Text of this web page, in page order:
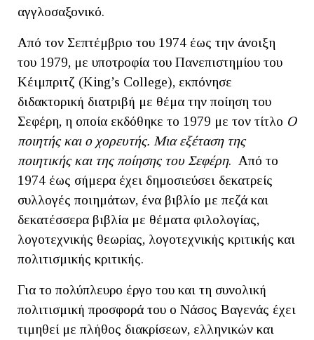
αγγλοσαξονικό.
Από τον Σεπτέμβριο του 1974 έως την άνοιξη
του 1979, με υποτροφία του Πανεπιστημίου του
Κέιμπριτζ (King’s College), εκπόνησε
διδακτορική διατριβή με θέμα την ποίηση του
Σεφέρη, η οποία εκδόθηκε το 1979 με τον τίτλο Ο
ποιητής και ο χορευτής. Μια εξέταση της
ποιητικής και της ποίησης του Σεφέρη. Από το
1974 έως σήμερα έχει δημοσιεύσει δεκατρείς
συλλογές ποιημάτων, ένα βιβλίο με πεζά και
δεκατέσσερα βιβλία με θέματα φιλολογίας,
λογοτεχνικής θεωρίας, λογοτεχνικής κριτικής και
πολιτισμικής κριτικής.
Για το πολύπλευρο έργο του και τη συνολική
πολιτισμική προσφορά του ο Νάσος Βαγενάς έχει
τιμηθεί με πλήθος διακρίσεων, ελληνικών και